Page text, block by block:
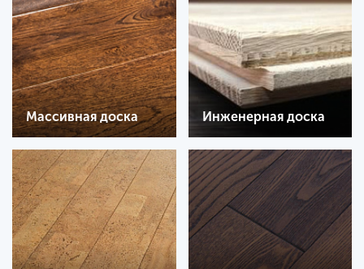
Массивная доска Инженерная доска